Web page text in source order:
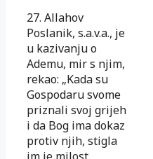
27. Allahov
Poslanik, s.a.v.a., je
u kazivanju o
Ademu, mir s njim,
rekao: „Kada su
Gospodaru svome
priznali svoj grijeh
i da Bog ima dokaz
protiv njih, stigla